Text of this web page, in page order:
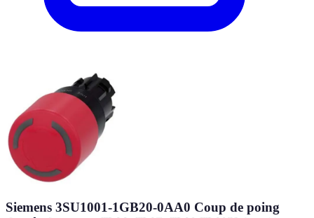
Siemens 3SU1001-1GB20-0AA0 Coup de poing